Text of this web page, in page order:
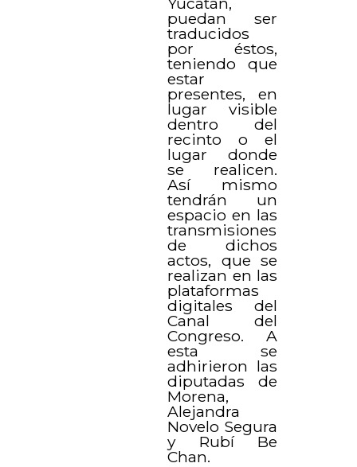
puedan ser
traducidos
por éstos,
teniendo que
estar
presentes, en
lugar visible
dentro del
recinto o el
lugar donde
se realicen.
Así mismo
tendrán un
espacio en las
transmisiones
de dichos
actos, que se
realizan en las
plataformas
digitales del
Canal del
Congreso. A
esta se
adhirieron las
diputadas de
Morena,
Alejandra
Novelo Segura
y Rubí Be
Chan.